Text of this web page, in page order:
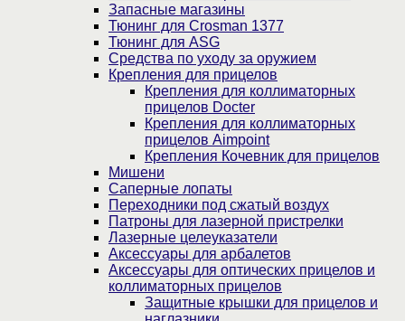
Запасные магазины
Тюнинг для Crosman 1377
Тюнинг для ASG
Средства по уходу за оружием
Крепления для прицелов
Крепления для коллиматорных
прицелов Docter
Крепления для коллиматорных
прицелов Aimpoint
Крепления Кочевник для прицелов
Мишени
Саперные лопаты
Переходники под сжатый воздух
Патроны для лазерной пристрелки
Лазерные целеуказатели
Аксессуары для арбалетов
Аксессуары для оптических прицелов и
коллиматорных прицелов
Защитные крышки для прицелов и